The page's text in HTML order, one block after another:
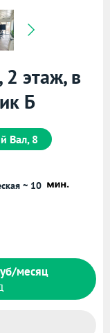
этаж, в
Б
Вал, 8
~ 10
месяц